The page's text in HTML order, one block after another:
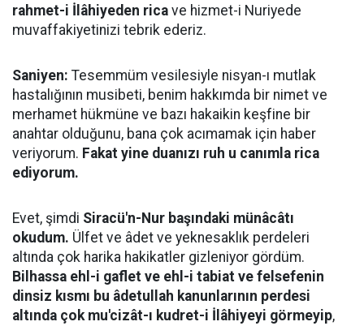
rahmet-i İlâhiyeden rica ve hizmet-i Nuriyede
muvaffakiyetinizi tebrik ederiz.
Saniyen: Tesemmüm vesilesiyle nisyan-ı mutlak
hastalığının musibeti, benim hakkımda bir nimet ve
merhamet hükmüne ve bazı hakaikin keşfine bir
anahtar olduğunu, bana çok acımamak için haber
veriyorum. Fakat yine duanızı ruh u canımla rica
ediyorum.
Evet, şimdi Siracü'n-Nur başındaki münâcâtı
okudum. Ülfet ve âdet ve yeknesaklık perdeleri
altında çok harika hakikatler gizleniyor gördüm.
Bilhassa ehl-i gaflet ve ehl-i tabiat ve felsefenin
dinsiz kısmı bu âdetullah kanunlarının perdesi
altında çok mu'cizât-ı kudret-i İlâhiyeyi görmeyip,